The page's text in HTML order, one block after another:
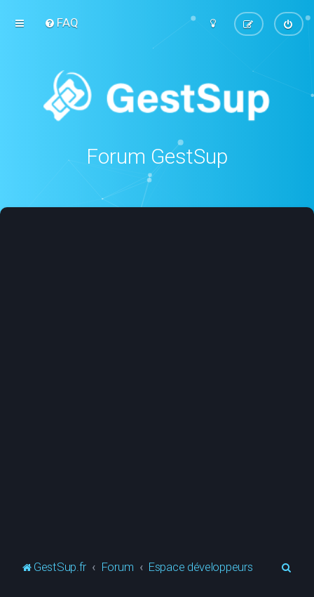
FAQ
Forum GestSup
GestSup.fr Forum Espace développeurs